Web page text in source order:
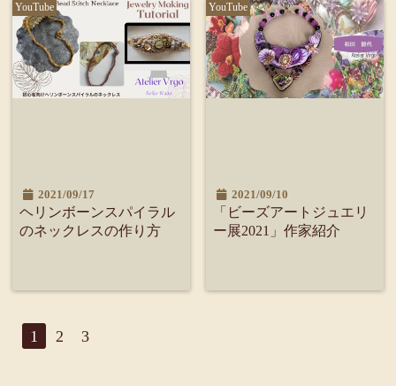
YouTube
2021/09/17
ヘリンボーンスパイラル
のネックレスの作り方
YouTube
2021/09/10
「ビーズアートジュエリ
ー展2021」作家紹介
1 2 3